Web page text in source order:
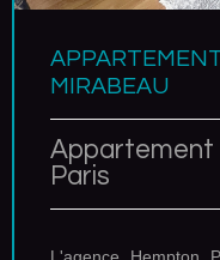
MIRABEAU
Appartement
Paris